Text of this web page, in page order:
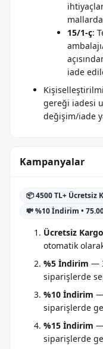
15/1-ç:
iade
gereği iadesi
değişim/iade
Kampanyalar
📦 4500 TL+ Ücretsiz
💸 %10 İndirim •
Ücretsiz Kargo
otomatik
%5 İndirim —
siparişlerde
%10 İndirim —
siparişlerde
%15 İndirim —
siparişlerde